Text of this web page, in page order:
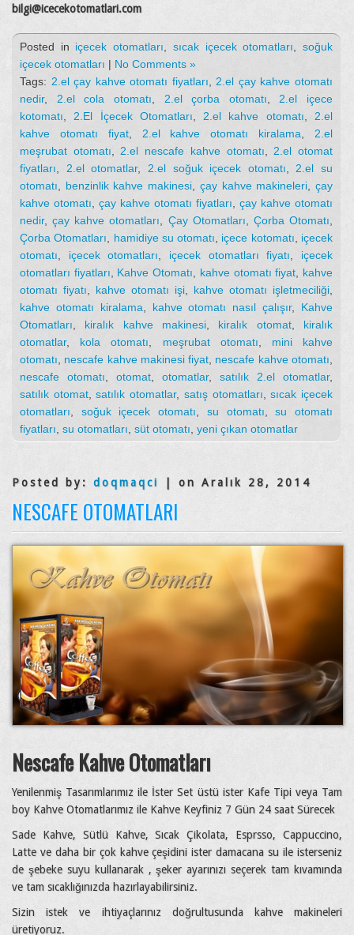
bilgi@icecekotomatlari.com
Posted in içecek otomatları sıcak içecek otomatları ,soğuk
içecek otomatları | No Comments »
Tags: 2.el çay kahve otomatı fiyatları
2.el çay kahve otomatı
nedir, 2.el cola otomatı 2.el çorba otomatı
2.el içece
kotomatı
2.El İçecek Otomatları 2.el kahve otomatı
2.el
kahve otomatı fiyat, 2.el kahve otomatı kiralama
2.el
meşrubat otomatı
2.el nescafe kahve otomatı
2.el otomat
fiyatları
2.el otomatlar, 2.el soğuk içecek otomatı
2.el su
otomatı
benzinlik kahve makinesi çay kahve makineleri ,çay
kahve otomatı
çay kahve otomatı fiyatları
çay kahve otomatı
nedir,çay kahve otomatları Çay Otomatları Çorba Otomatı
Çorba Otomatları
hamidiye su otomatı içece kotomatı
içecek
otomatı
içecek otomatları içecek otomatları fiyatı
içecek
otomatları fiyatları
Kahve Otomatı kahve otomatı fiyat
kahve
otomatı fiyatı
kahve otomatı işi kahve otomatı işletmeciliği
kahve otomatı kiralama
kahve otomatı nasıl çalışır, Kahve
Otomatları
kiralık kahve makinesi kiralık otomat, kiralık
otomatlar, kola otomatı meşrubat otomatı
mini kahve
otomatı
nescafe kahve makinesi fiyat nescafe kahve otomatı
nescafe otomatı
otomat otomatlar, satılık 2.el otomatlar,
satılık otomat,satılık otomatlar, satış otomatları ,sıcak içecek
otomatları
soğuk içecek otomatı su otomatı ,su otomatı
fiyatları su otomatları süt otomatı yeni çıkan otomatlar
Posted by: doqmaqci | on Aralık 28, 2014
NESCAFE OTOMATLARI
Nescafe Kahve Otomatları
Yenilenmiş Tasarımlarımız ile İster Set üstü ister Kafe Tipi veya Tam
boy Kahve Otomatlarımız ile Kahve Keyfiniz 7 Gün 24 saat Sürecek
Sade Kahve, Sütlü Kahve, Sıcak Çikolata, Esprsso, Cappuccino,
Latte ve daha bir çok kahve çeşidini ister damacana su ile isterseniz
de şebeke suyu kullanarak , şeker ayarınızı seçerek tam kıvamında
ve tam sıcaklığınızda hazırlayabilirsiniz.
Sizin istek ve ihtiyaçlarınız doğrultusunda kahve makineleri
üretiyoruz.